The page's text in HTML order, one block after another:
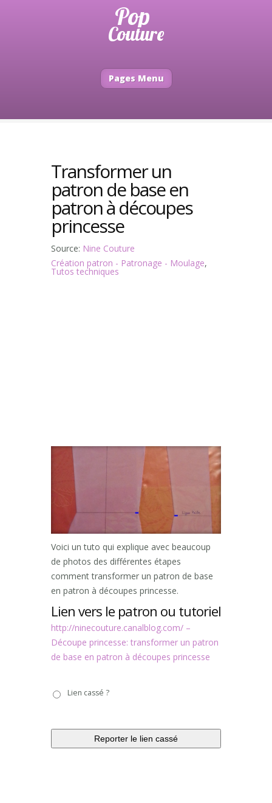
Pages Menu
Transformer un
patron de base en
patron à découpes
princesse
Source: Nine Couture
Création patron - Patronage - Moulage,
Tutos techniques
Voici un tuto qui explique avec beaucoup
de photos des différentes étapes
comment transformer un patron de base
en patron à découpes princesse.
Lien vers le patron ou tutoriel
http://ninecouture.canalblog.com/ –
Découpe princesse: transformer un patron
de base en patron à découpes princesse
casséLien cassé ?